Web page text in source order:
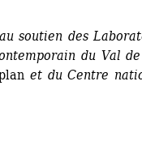
soutien des
du Val de
et du Centre